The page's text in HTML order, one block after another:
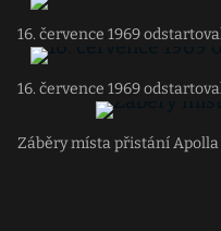
16. července 1969
16. července 1969
Záběry místa přistání Apolla